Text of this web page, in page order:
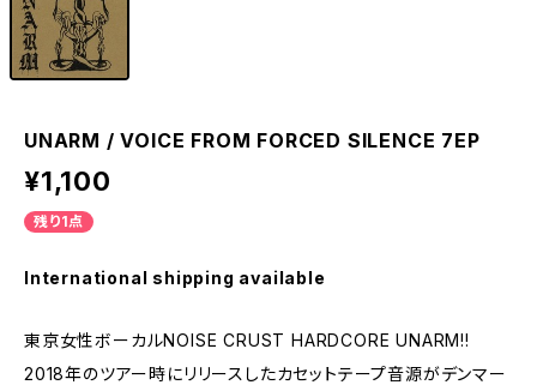
UNARM / VOICE FROM FORCED SILENCE 7EP
¥1,100
残り1点
International shipping available
東京女性ボーカルNOISE CRUST HARDCORE UNARM!!
2018年のツアー時にリリースしたカセットテープ音源がデンマー